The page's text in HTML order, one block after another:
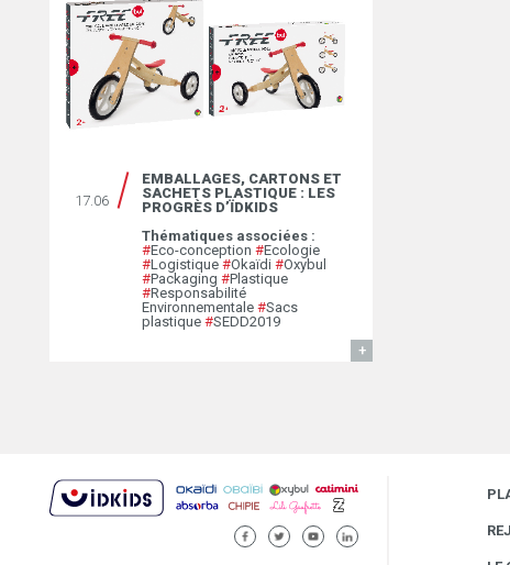
17.06
EMBALLAGES, CARTONS ET
SACHETS PLASTIQUE : LES
PROGRÈS D’ÏDKIDS
Thématiques associées :
#Eco-conception #Ecologie
#Logistique #Okaïdi #Oxybul
#Packaging #Plastique
#Responsabilité
Environnementale #Sacs
plastique #SEDD2019
FACEBOOKTWITTERYOUTUBELINKEDIN